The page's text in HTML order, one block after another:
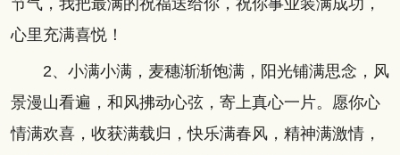
节气，我把最满的祝福送给你，祝你事业装满成功，
心里充满喜悦！
2、小满小满，麦穗渐渐饱满，阳光铺满思念，风
景漫山看遍，和风拂动心弦，寄上真心一片。愿你心
情满欢喜，收获满载归，快乐满春风，精神满激情，